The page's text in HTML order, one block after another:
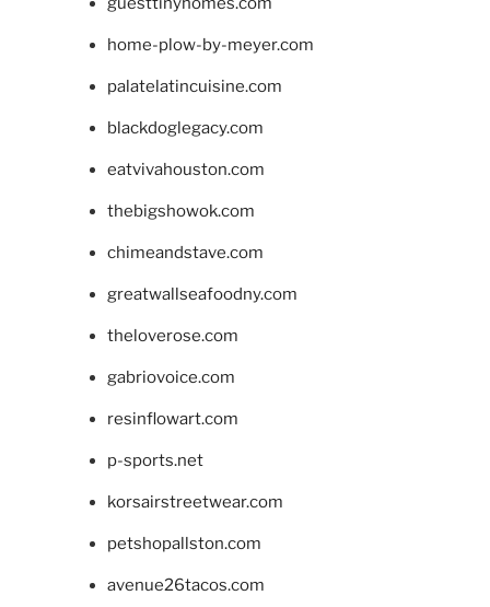
home-plow-by-meyer.com
palatelatincuisine.com
blackdoglegacy.com
eatvivahouston.com
thebigshowok.com
chimeandstave.com
greatwallseafoodny.com
theloverose.com
gabriovoice.com
resinflowart.com
p-sports.net
korsairstreetwear.com
petshopallston.com
avenue26tacos.com